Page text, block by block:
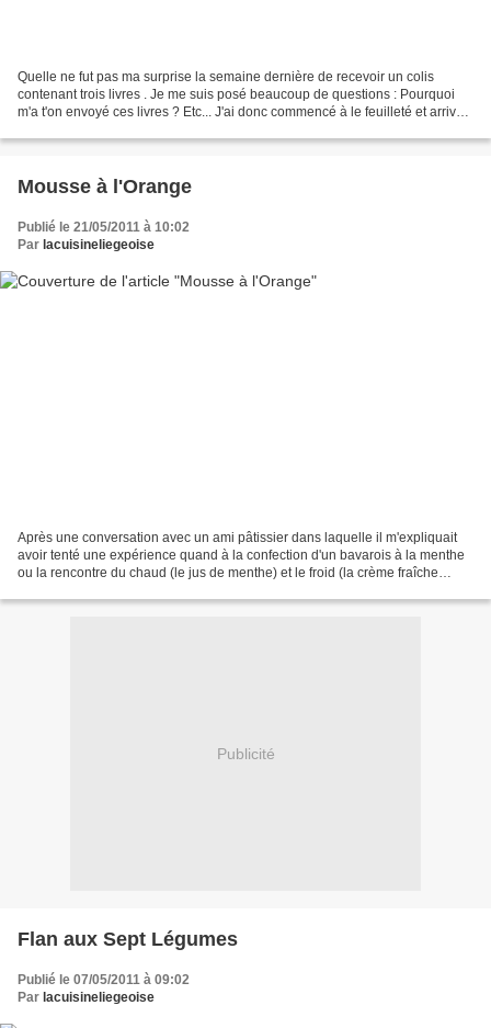
Quelle ne fut pas ma surprise la semaine dernière de recevoir un colis
contenant trois livres . Je me suis posé beaucoup de questions : Pourquoi
m'a t'on envoyé ces livres ? Etc... J'ai donc commencé à le feuilleté et arrivé
Mousse à l'Orange
Publié le 21/05/2011 à 10:02
Par lacuisineliegeoise
Après une conversation avec un ami pâtissier dans laquelle il m'expliquait
avoir tenté une expérience quand à la confection d'un bavarois à la menthe
ou la rencontre du chaud (le jus de menthe) et le froid (la crème fraîche
Publicité
Flan aux Sept Légumes
Publié le 07/05/2011 à 09:02
Par lacuisineliegeoise